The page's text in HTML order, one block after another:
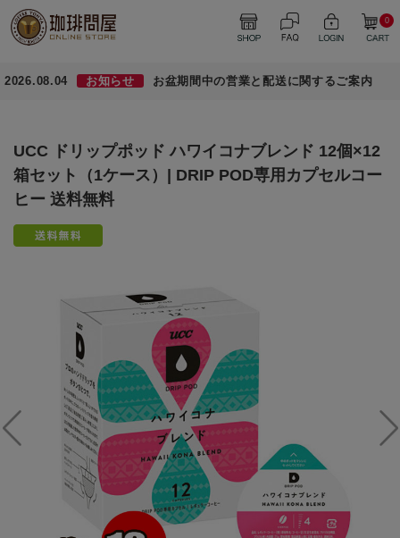
0
2026.08.04 お知らせ お盆期間中の営業と配送に関するご案内
UCC ドリップポッド ハワイコナブレンド 12個×12
箱セット（1ケース）| DRIP POD専用カプセルコー
ヒー 送料無料